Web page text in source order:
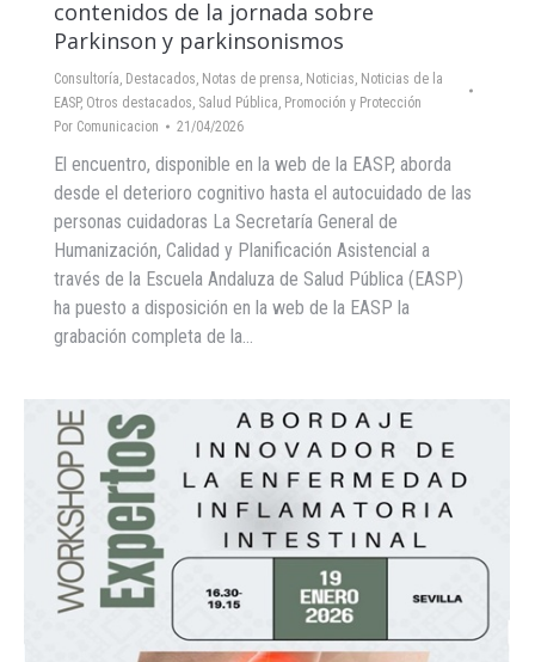
contenidos de la jornada sobre
Parkinson y parkinsonismos
Consultoría, Destacados, Notas de prensa, Noticias, Noticias de la
EASP, Otros destacados, Salud Pública, Promoción y Protección
Por Comunicacion 21/04/2026
El encuentro, disponible en la web de la EASP, aborda
desde el deterioro cognitivo hasta el autocuidado de las
personas cuidadoras La Secretaría General de
Humanización, Calidad y Planificación Asistencial a
través de la Escuela Andaluza de Salud Pública (EASP)
ha puesto a disposición en la web de la EASP la
grabación completa de la…